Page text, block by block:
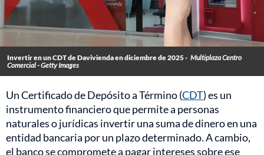
Invertir en un CDT de Davivienda en diciembre de 2025 - Multiplaza Centro
Comercial - Getty Images
Un Certificado de Depósito a Término (CDT) es un
instrumento financiero que permite a personas
naturales o jurídicas invertir una suma de dinero en una
entidad bancaria por un plazo determinado. A cambio,
el banco se compromete a pagar intereses sobre ese